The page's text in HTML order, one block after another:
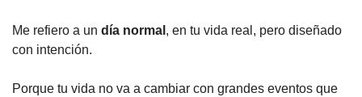
Me refiero a un día normal , en tu vida real, pero diseñado
con intención.
Porque tu vida no va a cambiar con grandes eventos que